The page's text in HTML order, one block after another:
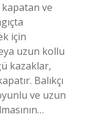
kapatan ve
için
uzun kollu
kazaklar,
Balıkçı
ve uzun